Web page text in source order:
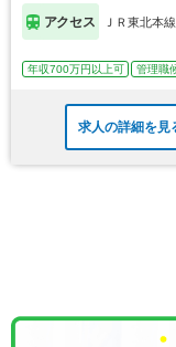
アクセス ＪＲ東北本
年収700万円以上可 管理職
求人の詳細を見